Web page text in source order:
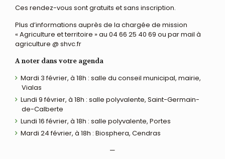
Ces rendez-vous sont gratuits et sans inscription.
Plus d’informations auprès de la chargée de mission
« Agriculture et territoire » au 04 66 25 40 69 ou par mail à
agriculture @ shvc.fr
A noter dans votre agenda
Mardi 3 février, à 18h : salle du conseil municipal, mairie,
Vialas
Lundi 9 février, à 18h : salle polyvalente, Saint-Germain-
de-Calberte
Lundi 16 février, à 18h : salle polyvalente, Portes
Mardi 24 février, à 18h : Biosphera, Cendras
—